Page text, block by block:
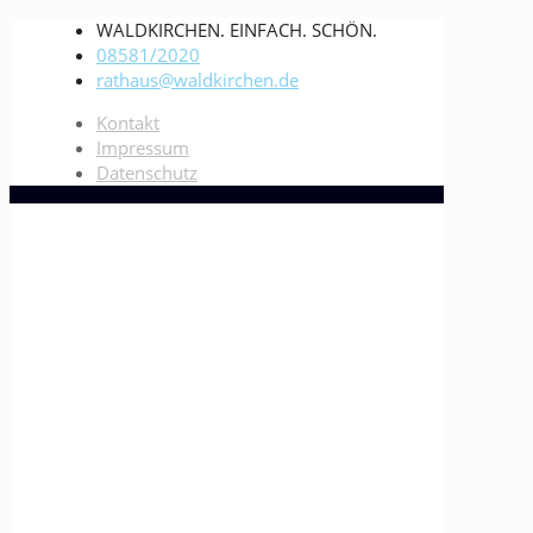
WALDKIRCHEN. EINFACH. SCHÖN.
08581/2020
rathaus@waldkirchen.de
Kontakt
Impressum
Datenschutz